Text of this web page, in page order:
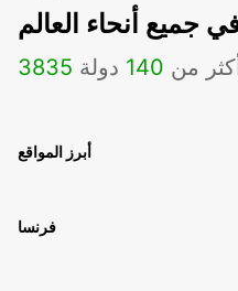
جميع أنحاء العالم
3835 من 140 دولة
أبرز المواقع
فرنسا